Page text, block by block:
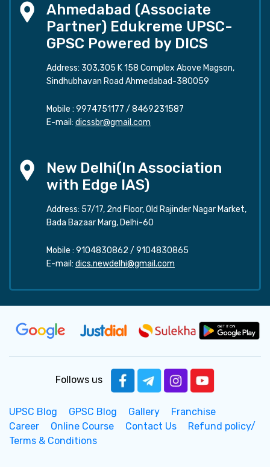
Ahmedabad (Associate
Partner) Edukreme UPSC-
GPSC Powered by DICS
Address: 303,305 K 158 Complex Above Magson,
Sindhubhavan Road Ahmedabad-380059
Mobile : 9974751177 / 8469231587
E-mail: dicssbr@gmail.com
New Delhi(In Association
with Edge IAS)
Address: 57/17, 2nd Floor, Old Rajinder Nagar Market,
Bada Bazaar Marg, Delhi-60
Mobile : 9104830862 / 9104830865
E-mail: dics.newdelhi@gmail.com
Follows us
UPSC Blog GPSC Blog Gallery
Franchise
Career
Online Course Contact Us
Refund policy/
Terms & Conditions